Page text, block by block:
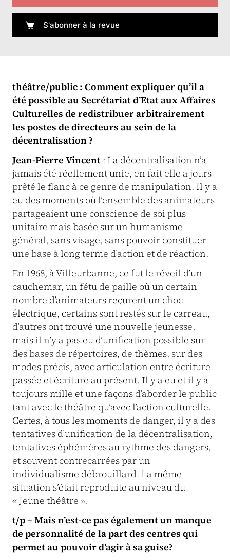
S'abonner à la revue
théâtre/public : Comment expliquer qu’il a
été possible au Secrétariat d’Etat aux Affaires
Culturelles de redistribuer arbitrairement
les postes de directeurs au sein de la
décentralisation ?
Jean-Pierre Vincent : La décentralisation n’a
jamais été réellement unie, en fait elle a jours
prêté le flanc à ce genre de manipulation. Il y a
eu des moments où l’ensemble des animateurs
partageaient une conscience de soi plus
unitaire mais basée sur un humanisme
général, sans visage, sans pouvoir constituer
une base à long terme d’action et de réaction.
En 1968, à Villeurbanne, ce fut le réveil d’un
cauchemar, un fétu de paille où un certain
nombre d’animateurs reçurent un choc
électrique, certains sont restés sur le carreau,
d’autres ont trouvé une nouvelle jeunesse,
mais il n’y a pas eu d’unification possible sur
des bases de répertoires, de thèmes, sur des
modes précis, avec articulation entre écriture
passée et écriture au présent. Il y a eu et il y a
toujours mille et une façons d’aborder le public
tant avec le théâtre qu’avec l’action culturelle.
Certes, à tous les moments de danger, il y a des
tentatives d’unification de la décentralisation,
tentatives éphémères au rythme des dangers,
et souvent contrecarrées par un
individualisme débrouillard. La même
situation s’était reproduite au niveau du
« Jeune théâtre ».
t/p – Mais n’est-ce pas également un manque
de personnalité de la part des centres qui
permet au pouvoir d’agir à sa guise?